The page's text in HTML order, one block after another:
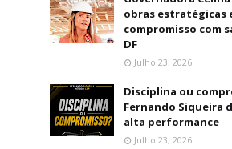
obras estratégicas
compromisso com
DF
Julho 23, 2026
Disciplina ou
Fernando Siqueira
alta performance
Julho 23, 2026